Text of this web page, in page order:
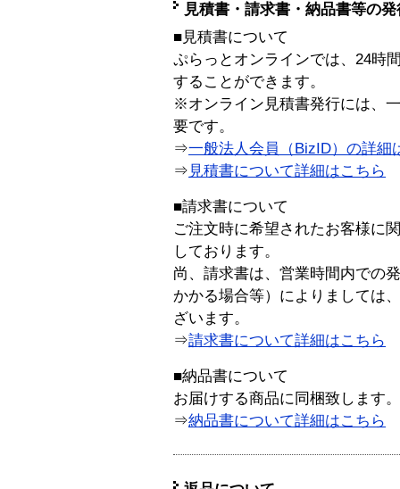
見積書・請求書・納品書等の
■見積書について
ぷらっとオンラインでは、24時
することができます。
※オンライン見積書発行には、
要です。
⇒一般法人会員（BizID）の詳細
⇒ 見積書について詳細はこちら
■請求書について
ご注文時に希望されたお客様に
しております。
尚、請求書は、営業時間内での
かかる場合等）によりましては
ざいます。
⇒請求書について詳細はこちら
■納品書について
お届けする商品に同梱致します。
⇒納品書について詳細はこちら